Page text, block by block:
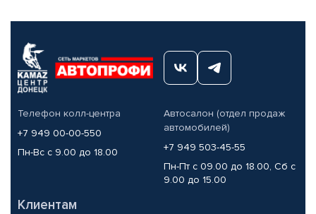
Телефон колл-центра
+7 949 00-00-550
Пн-Вс с 9.00 до 18.00
Автосалон (отдел продаж
автомобилей)
+7 949 503-45-55
Пн-Пт с 09.00 до 18.00, Сб с
9.00 до 15.00
Клиентам